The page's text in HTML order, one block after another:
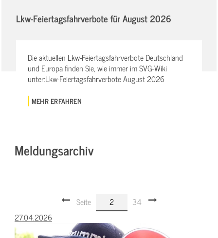
Lkw-Feiertagsfahrverbote für August 2026
Die aktuellen Lkw-Feiertagsfahrverbote Deutschland
und Europa finden Sie, wie immer im SVG-Wiki
unter:Lkw-Feiertagsfahrverbote August 2026
MEHR ERFAHREN
Meldungsarchiv
Seite 2
34
27.04.2026